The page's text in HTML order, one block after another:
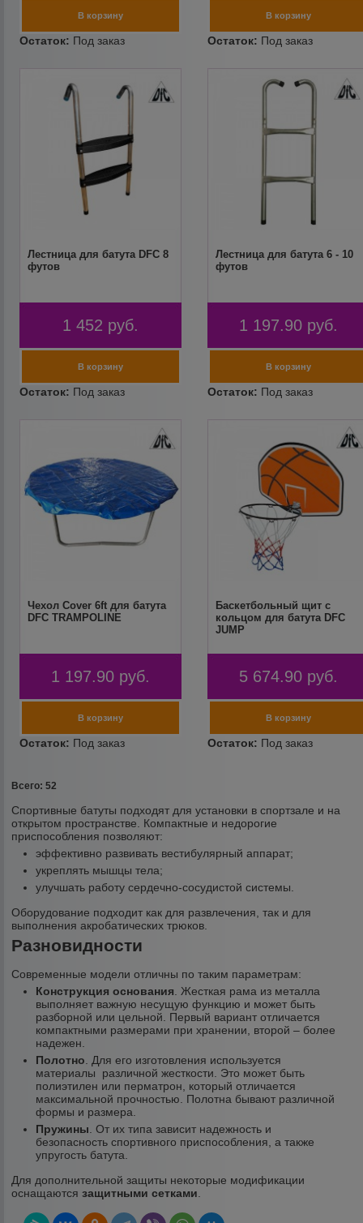
Лестница для батута DFC 8
футов
1 452 руб.
Лестница для батута 6 - 10
футов
1 197.90 руб.
Чехол Cover 6ft для батута
DFC TRAMPOLINE
1 197.90 руб.
Баскетбольный щит с
кольцом для батута DFC
JUMP
5 674.90 руб.
Всего: 52
Спортивные батуты подходят для установки в спортзале и на
открытом пространстве. Компактные и недорогие
приспособления позволяют:
эффективно развивать вестибулярный аппарат;
укреплять мышцы тела;
улучшать работу сердечно-сосудистой системы.
Оборудование подходит как для развлечения, так и для
выполнения акробатических трюков.
Разновидности
Современные модели отличны по таким параметрам:
Конструкция основания . Жесткая рама из металла
выполняет важную несущую функцию и может быть
разборной или цельной. Первый вариант отличается
компактными размерами при хранении, второй – более
надежен.
Полотно . Для его изготовления используется
материалы различной жесткости. Это может быть
полиэтилен или перматрон, который отличается
максимальной прочностью. Полотна бывают различной
формы и размера.
Пружины . От их типа зависит надежность и
безопасность спортивного приспособления, а также
упругость батута.
Для дополнительной защиты некоторые модификации
оснащаютсязащитными сетками